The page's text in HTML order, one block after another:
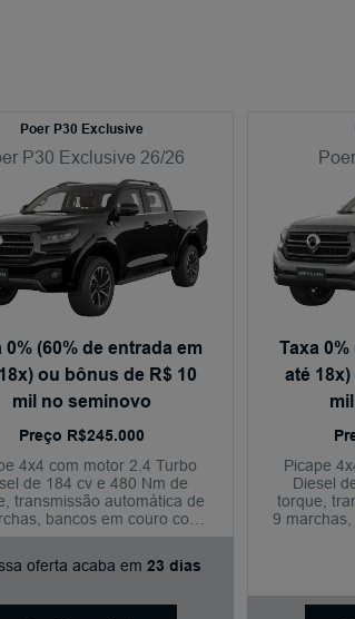
Poer P30 Exclusive
P30 Exclusive 26/26
0% (60% de entrada em
ou bônus de R$ 10
mil no seminovo
Preço R$245.000
4x4 com motor 2.4 Turbo
de 184 cv e 480 Nm de
transmissão automática de
bancos em couro com
elétricos, aquecimento e
tela multimídia de 14,6",
360° e condução
oferta acaba em 23 dias
Taxa
até
Picape
Diesel
torque,
9 marchas,